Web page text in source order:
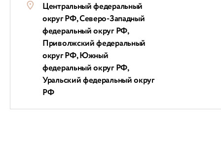
Центральный федеральный
округ РФ, Северо-Западный
федеральный округ РФ,
Приволжский федеральный
округ РФ, Южный
федеральный округ РФ,
Уральский федеральный округ
РФ